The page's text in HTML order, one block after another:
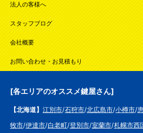
法人の客様へ
スタッフブログ
会社概要
お問い合わせ・お見積もり
[各エリアのオススメ鍵屋さん]
【北海道】 江別市/石狩市/北広島市/小樽市/
牧市/伊達市/白老町/登別市/室蘭市/札幌市西